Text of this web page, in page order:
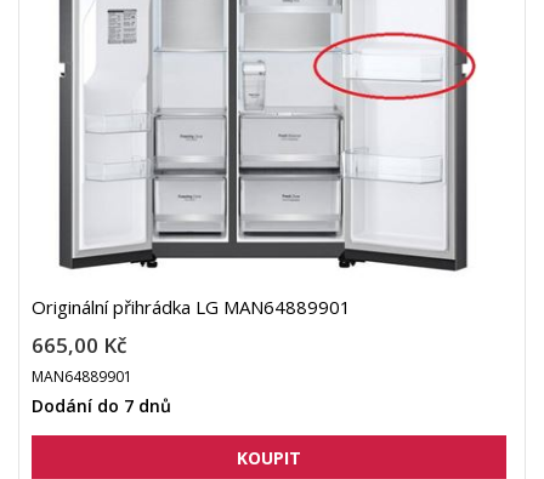
Originální přihrádka LG MAN64889901
665,00 Kč
MAN64889901
Dodání do 7 dnů